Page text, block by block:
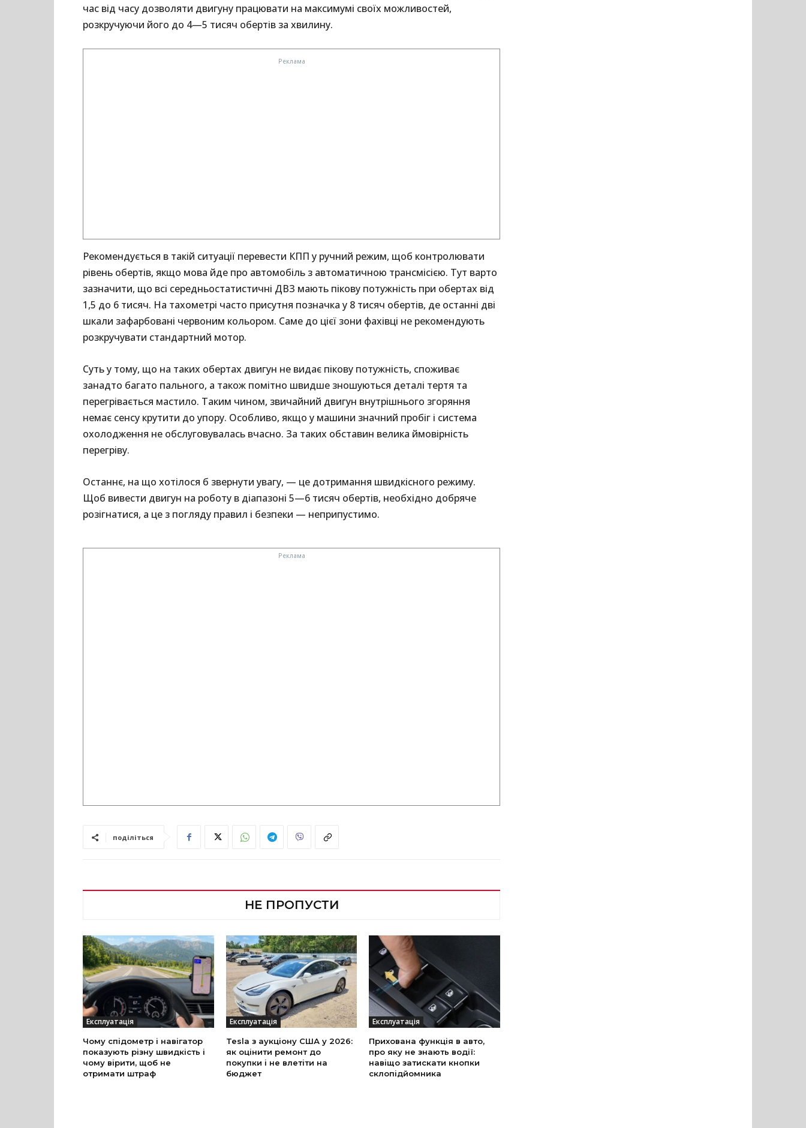
час від часу дозволяти двигуну працювати на максимумі своїх можливостей,
розкручуючи його до 4—5 тисяч обертів за хвилину.
Рекомендується в такій ситуації перевести КПП у ручний режим, щоб контролювати
рівень обертів, якщо мова йде про автомобіль з автоматичною трансмісією. Тут варто
зазначити, що всі середньостатистичні ДВЗ мають пікову потужність при обертах від
1,5 до 6 тисяч. На тахометрі часто присутня позначка у 8 тисяч обертів, де останні дві
шкали зафарбовані червоним кольором. Саме до цієї зони фахівці не рекомендують
розкручувати стандартний мотор.
Суть у тому, що на таких обертах двигун не видає пікову потужність, споживає
занадто багато пального, а також помітно швидше зношуються деталі тертя та
перегрівається мастило. Таким чином, звичайний двигун внутрішнього згоряння
немає сенсу крутити до упору. Особливо, якщо у машини значний пробіг і система
охолодження не обслуговувалась вчасно. За таких обставин велика ймовірність
перегріву.
Останнє, на що хотілося б звернути увагу, — це дотримання швидкісного режиму.
Щоб вивести двигун на роботу в діапазоні 5—6 тисяч обертів, необхідно добряче
розігнатися, а це з погляду правил і безпеки — неприпустимо.
поділіться
НЕ ПРОПУСТИ
Експлуатація
Чому спідометр і навігатор
показують різну швидкість і
чому вірити, щоб не
отримати штраф
Експлуатація
Tesla з аукціону США у 2026:
як оцінити ремонт до
покупки і не влетіти на
бюджет
Експлуатація
Прихована функція в авто,
про яку не знають водії:
навіщо затискати кнопки
склопідйомника